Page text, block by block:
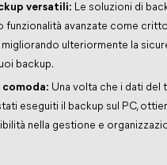
versatili: Le soluzioni di
funzionalità avanzate come
ulteriormente la
backup.
Una volta che i dati del
eseguiti il backup sul PC,
nella gestione e